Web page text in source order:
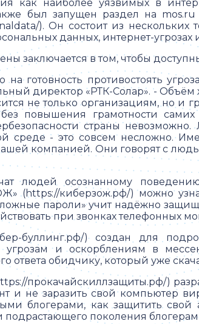
как наиболее уязвимых в
был запущен раздел на
). Он состоит из
данных, интернет-
заключается в том, чтобы
готовность противостоять
директор «РТК-Солар». -
не только организациям, но и
повышения грамотности
страны
среде - это совсем несложно.
компанией. Они говорят с
людей осознанному
(https://киберзож.рф/) можно
пароли» учит надёжно
при звонках телефонных
буллинг.рф/) создан для
угрозам и оскорблениям в
ответа обидчику, который уже
прокачайскиллзащиты.рф/)
и не заразить свой компьютер
блогерами, как защитить
поколения